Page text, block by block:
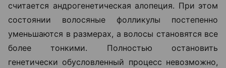
считается андрогенетическая алопеция. При этом
состоянии волосяные фолликулы постепенно
уменьшаются в размерах, а волосы становятся все
более тонкими. Полностью остановить
генетически обусловленный процесс невозможно,